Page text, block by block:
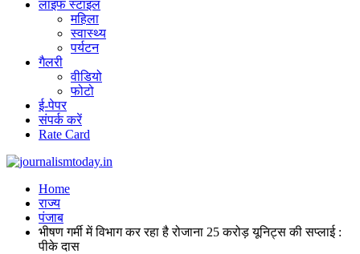
लाइफ स्टाइल
महिला
स्वास्थ्य
पर्यटन
गैलरी
वीडियो
फोटो
ई-पेपर
संपर्क करें
Rate Card
Home
राज्य
पंजाब
भीषण गर्मी में विभाग कर रहा है रोजाना 25 करोड़ यूनिट्स की सप्लाई :
पीके दास